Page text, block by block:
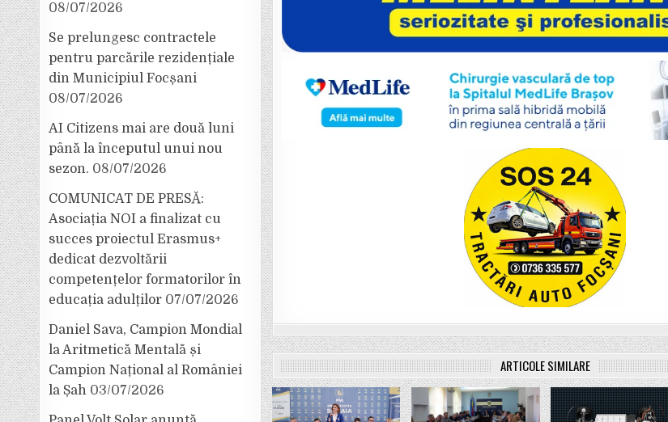
ARTICOLE SIMILARE
08/07/2026
Se prelungesc contractele
pentru parcările rezidențiale
din Municipiul Focșani
08/07/2026
AI Citizens mai are două luni
până la începutul unui nou
sezon. 08/07/2026
COMUNICAT DE PRESĂ:
Asociația NOI a finalizat cu
succes proiectul Erasmus+
dedicat dezvoltării
competențelor formatorilor în
educația adulților 07/07/2026
Daniel Sava, Campion Mondial
la Aritmetică Mentală și
Campion Național al României
la Șah 03/07/2026